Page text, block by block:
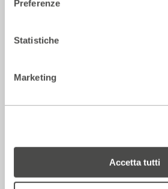
Preferenze
Statistiche
Marketing
Accetta tutti
Lectio di Haim Baharier
Musica